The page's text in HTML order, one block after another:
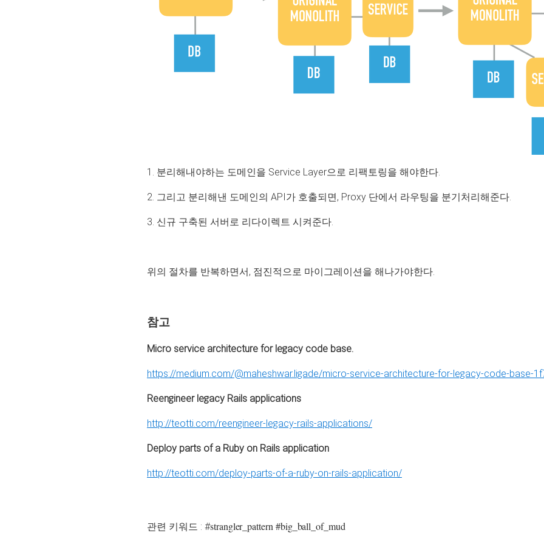
1. 분리해내야하는 도메인을 Service Layer으로 리팩토링을 해야한다.
2. 그리고 분리해낸 도메인의 API가 호출되면, Proxy 단에서 라우팅을 분기처리해준다.
3. 신규 구축된 서버로 리다이렉트 시켜준다.
위의 절차를 반복하면서, 점진적으로 마이그레이션을 해나가야한다.
참고
Micro service architecture for legacy code base.
https://medium.com/@maheshwar.ligade/micro-service-architecture-for-legacy-code-base-
Reengineer legacy Rails applications
http://teotti.com/reengineer-legacy-rails-applications/
Deploy parts of a Ruby on Rails application
http://teotti.com/deploy-parts-of-a-ruby-on-rails-application/
관련 키워드 : #strangler_pattern #big_ball_of_mud